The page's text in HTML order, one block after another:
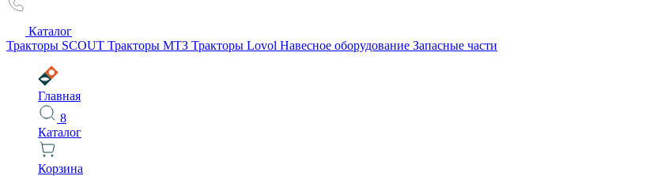
Каталог
Тракторы SCOUT Тракторы МТЗ Тракторы Lovol Навесное оборудование Запасные части
Главная
8
Каталог
Корзина